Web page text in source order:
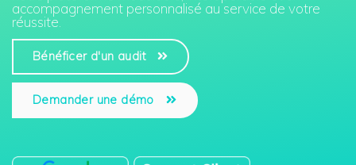
accompagnement personnalisé au service de votre
réussite.
Bénéficer d'un audit
Demander une démo